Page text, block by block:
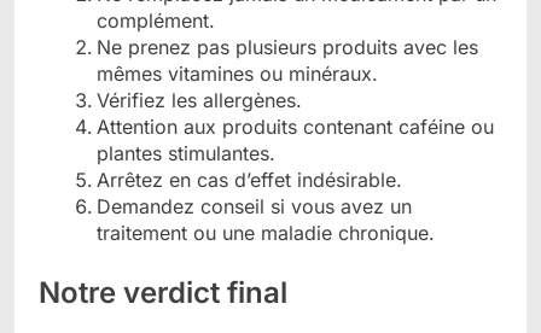
complément.
Ne prenez pas plusieurs produits avec les
mêmes vitamines ou minéraux.
Vérifiez les allergènes.
Attention aux produits contenant caféine ou
plantes stimulantes.
Arrêtez en cas d’effet indésirable.
Demandez conseil si vous avez un
traitement ou une maladie chronique.
Notre verdict final